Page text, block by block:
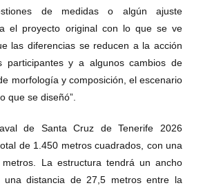
de medidas o algún ajuste
el proyecto original con lo que se ve
las diferencias se reducen a la acción
participantes y a algunos cambios de
morfología y composición, el escenario
que se diseñó”.
de Santa Cruz de Tenerife 2026
de 1.450 metros cuadrados, con una
La estructura tendrá un ancho
distancia de 27,5 metros entre la